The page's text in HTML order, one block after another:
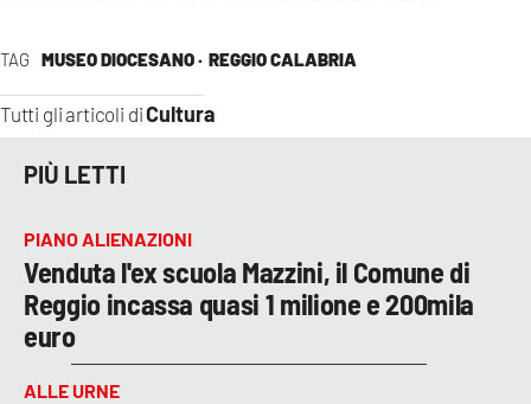
TAG MUSEO DIOCESANO · REGGIO CALABRIA
Tutti gli articoli diCultura
PIÙ LETTI
PIANO ALIENAZIONI
Venduta l'ex scuola Mazzini, il Comune di
Reggio incassa quasi 1 milione e 200mila
euro
ALLE URNE